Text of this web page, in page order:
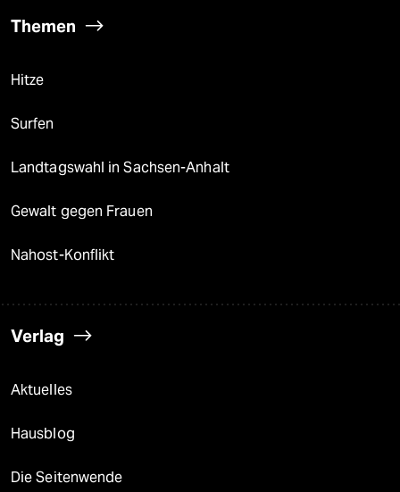
Themen
Hitze
Surfen
Landtagswahl in Sachsen-Anhalt
Gewalt gegen Frauen
Nahost-Konflikt
Verlag
Aktuelles
Hausblog
Die Seitenwende